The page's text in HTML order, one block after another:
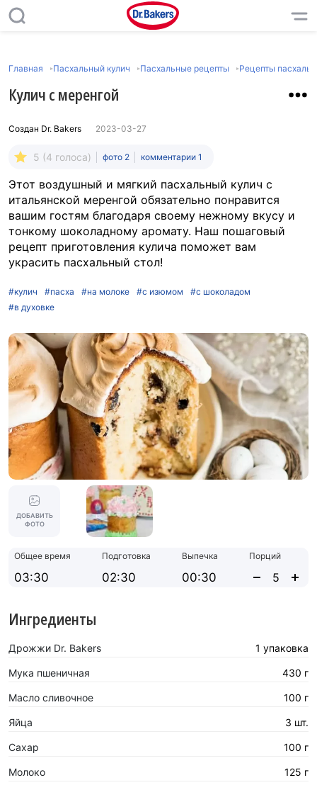
Главная Пасхальный кулич Пасхальные рецепты Рецепты
Кулич с меренгой
Создан Dr. Bakers 2023-03-27
5 (4 голоса) фото 2 комментарии 1
Этот воздушный и мягкий пасхальный кулич с
итальянской меренгой обязательно понравится
вашим гостям благодаря своему нежному вкусу и
тонкому шоколадному аромату. Наш пошаговый
рецепт приготовления кулича поможет вам
украсить пасхальный стол!
#кулич #пасха #на молоке #с изюмом
#с шоколадом
#в духовке
ДОБАВИТЬ
ФОТО
Общее время
03:30
Подготовка
02:30
Выпечка
00:30
Порций
Ингредиенты
Дрожжи Dr. Bakers 1 упаковка
Мука пшеничная 430 г
Масло сливочное 100 г
Яйца 3 шт.
Сахар 100 г
Молоко 125 г